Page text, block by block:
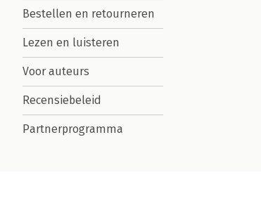
Bestellen en retourneren
Lezen en luisteren
Voor auteurs
Recensiebeleid
Partnerprogramma